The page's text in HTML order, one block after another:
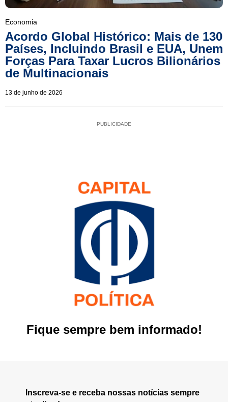
Economia
Acordo Global Histórico: Mais de 130
Países, Incluindo Brasil e EUA, Unem
Forças Para Taxar Lucros Bilionários
de Multinacionais
13 de junho de 2026
PUBLICIDADE
Fique sempre bem informado!
Inscreva-se e receba nossas notícias sempre